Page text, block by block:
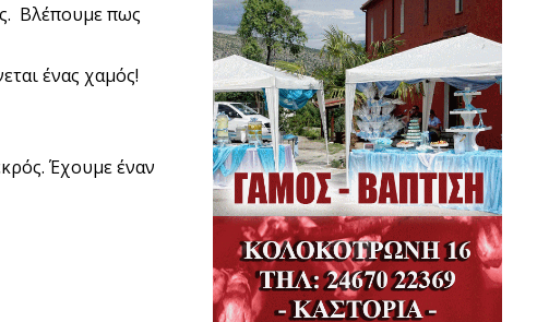
Βλέπουμε πως
ένας χαμός!
Έχουμε έναν